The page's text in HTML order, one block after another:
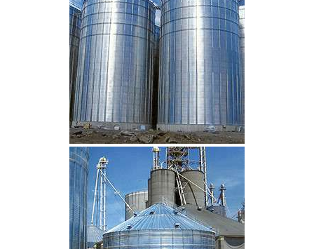
CLIQUEZ POUR AGRANDIR